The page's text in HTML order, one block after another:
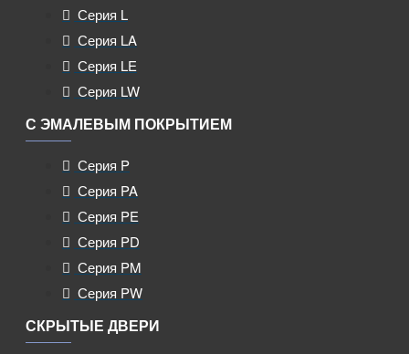
Серия L
Серия LA
Серия LE
Серия LW
С ЭМАЛЕВЫМ ПОКРЫТИЕМ
Серия P
Серия PA
Серия PE
Серия PD
Серия PM
Серия PW
СКРЫТЫЕ ДВЕРИ